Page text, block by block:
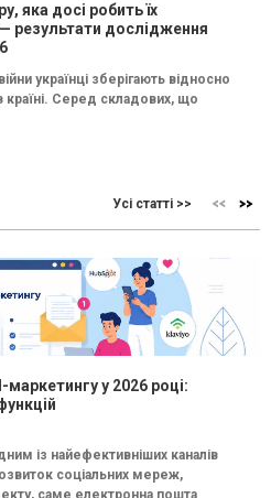
яка досі робить їх
результати дослідження
українці зберігають відносно
країні. Серед складових, що
Усі статті >>
маркетингу у 2026 році:
із найефективніших каналів
соціальних мереж,
саме електронна пошта